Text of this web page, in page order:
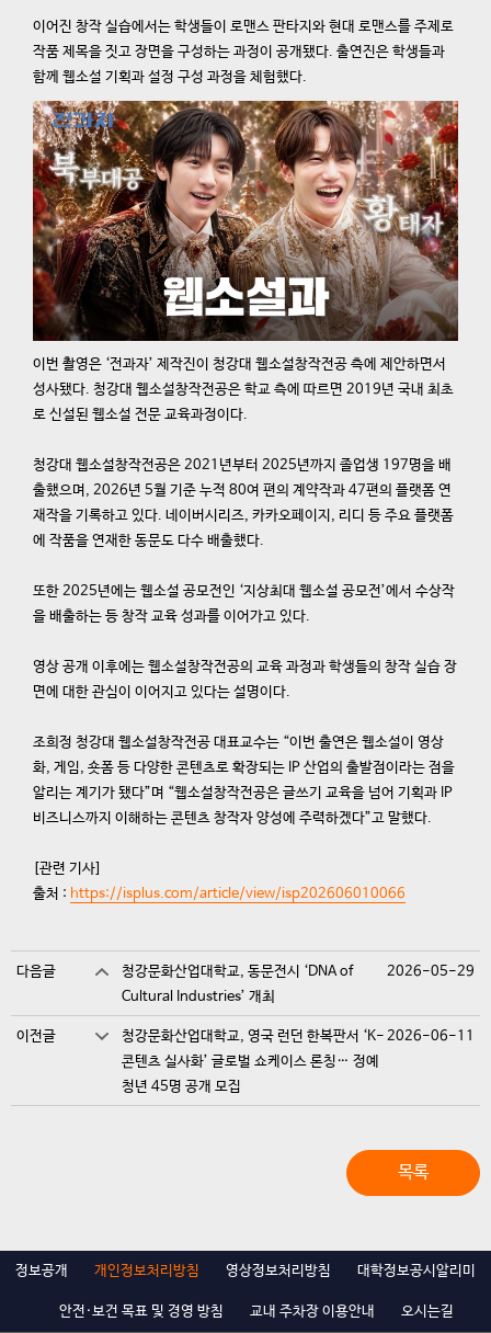
이어진 창작 실습에서는 학생들이 로맨스 판타지와 현대 로맨스를 주제로
작품 제목을 짓고 장면을 구성하는 과정이 공개됐다. 출연진은 학생들과
함께 웹소설 기획과 설정 구성 과정을 체험했다.
이번 촬영은 ‘전과자’ 제작진이 청강대 웹소설창작전공 측에 제안하면서
성사됐다. 청강대 웹소설창작전공은 학교 측에 따르면 2019년 국내 최초
로 신설된 웹소설 전문 교육과정이다.
청강대 웹소설창작전공은 2021년부터 2025년까지 졸업생 197명을 배
출했으며, 2026년 5월 기준 누적 80여 편의 계약작과 47편의 플랫폼 연
재작을 기록하고 있다. 네이버시리즈, 카카오페이지, 리디 등 주요 플랫폼
에 작품을 연재한 동문도 다수 배출했다.
또한 2025년에는 웹소설 공모전인 ‘지상최대 웹소설 공모전’에서 수상작
을 배출하는 등 창작 교육 성과를 이어가고 있다.
영상 공개 이후에는 웹소설창작전공의 교육 과정과 학생들의 창작 실습 장
면에 대한 관심이 이어지고 있다는 설명이다.
조희정 청강대 웹소설창작전공 대표교수는 “이번 출연은 웹소설이 영상
화, 게임, 숏폼 등 다양한 콘텐츠로 확장되는 IP 산업의 출발점이라는 점을
알리는 계기가 됐다”며 “웹소설창작전공은 글쓰기 교육을 넘어 기획과 IP
비즈니스까지 이해하는 콘텐츠 창작자 양성에 주력하겠다”고 말했다.
[관련 기사]
출처 : https://isplus.com/article/view/isp202606010066
다음글
청강문화산업대학교, 동문전시 ‘DNA of
Cultural Industries’ 개최
2026-05-29
이전글
청강문화산업대학교, 영국 런던 한복판서 ‘K-
콘텐츠 실사화’ 글로벌 쇼케이스 론칭… 정예
청년 45명 공개 모집
2026-06-11
목록
정보공개 개인정보처리방침 영상정보처리방침 대학정보공시알리미
안전·보건 목표 및 경영 방침 교내 주차장 이용안내 오시는길